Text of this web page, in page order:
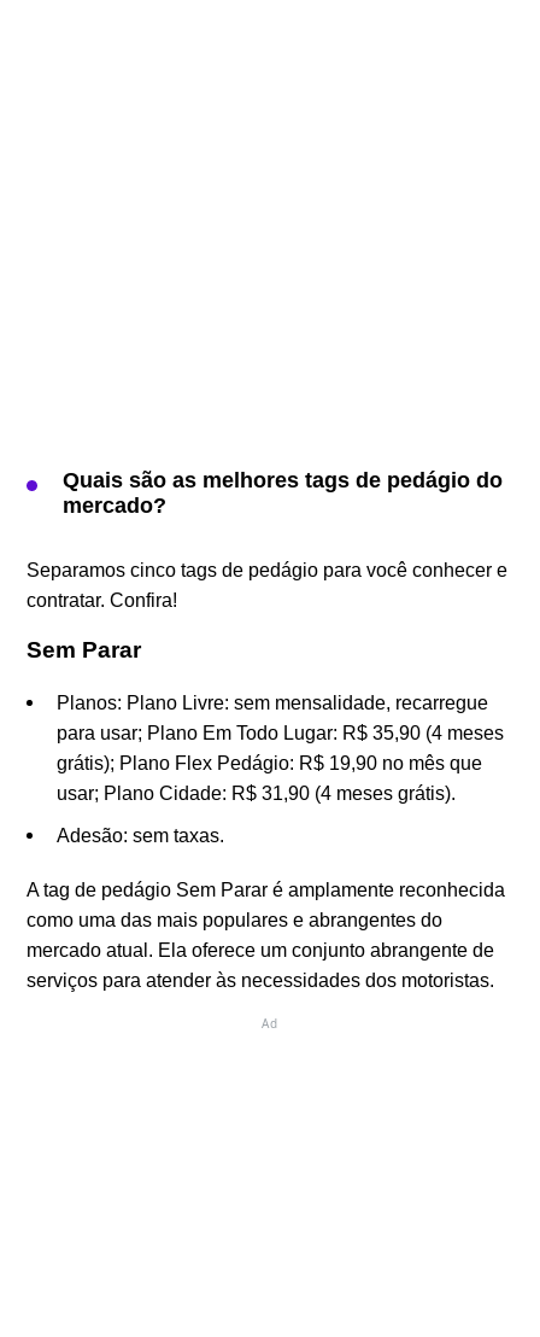
Quais são as melhores tags de pedágio do
mercado?
Separamos cinco tags de pedágio para você conhecer e
contratar. Confira!
Sem Parar
Planos: Plano Livre: sem mensalidade, recarregue
para usar; Plano Em Todo Lugar: R$ 35,90 (4 meses
grátis); Plano Flex Pedágio: R$ 19,90 no mês que
usar; Plano Cidade: R$ 31,90 (4 meses grátis).
Adesão: sem taxas.
A tag de pedágio Sem Parar é amplamente reconhecida
como uma das mais populares e abrangentes do
mercado atual. Ela oferece um conjunto abrangente de
serviços para atender às necessidades dos motoristas.
Ad